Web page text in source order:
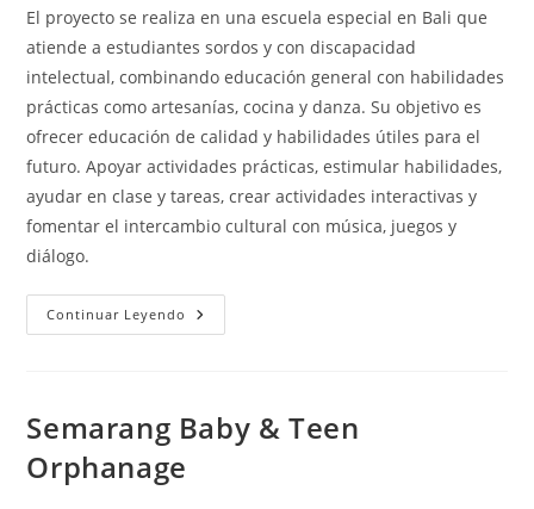
la
entrada:
El proyecto se realiza en una escuela especial en Bali que
atiende a estudiantes sordos y con discapacidad
intelectual, combinando educación general con habilidades
prácticas como artesanías, cocina y danza. Su objetivo es
ofrecer educación de calidad y habilidades útiles para el
futuro. Apoyar actividades prácticas, estimular habilidades,
ayudar en clase y tareas, crear actividades interactivas y
fomentar el intercambio cultural con música, juegos y
diálogo.
Continuar Leyendo Special
Needs
Semarang Baby & Teen
Orphanage